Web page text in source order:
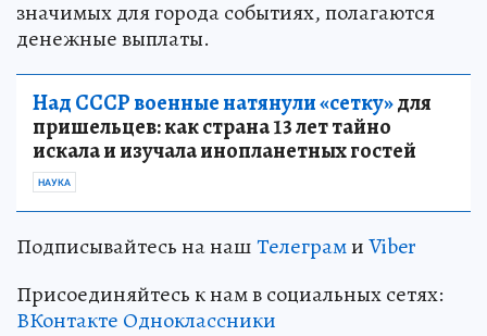
значимых для города событиях, полагаются
денежные выплаты.
Над СССР военные натянули «сетку»для
пришельцев: как страна 13 лет тайно
искала и изучала инопланетных гостей
НАУКА
Подписывайтесь на нашТелеграмиViber
Присоединяйтесь к нам в социальных сетях:
ВКонтакте Одноклассники